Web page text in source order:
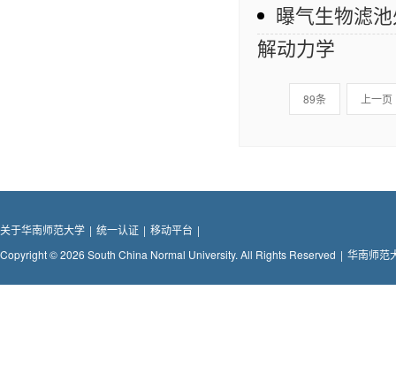
曝气生物滤
解动力学
89条 上一页
关于华南师范大学 | 统一认证 | 移动平台 |
Copyright © 2026 South China Normal University. All Rights Reserved | 华南师范